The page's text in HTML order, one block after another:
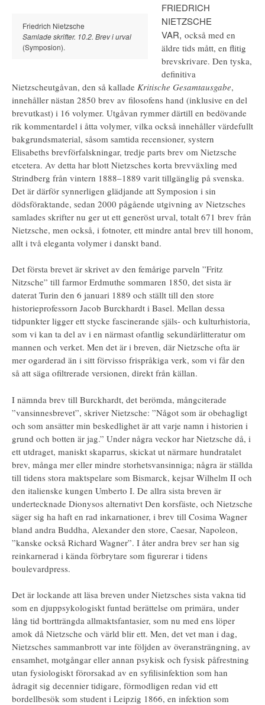
Friedrich Nietzsche
Samlade skrifter. 10.2. Brev i urval
(Symposion).
FRIEDRICH
NIETZSCHE
VAR, också med en
äldre tids mått, en flitig
brevskrivare. Den tyska,
definitiva
Nietzscheutgåvan, den så kallade Kritische Gesamtausgabe,
innehåller nästan 2850 brev av filosofens hand (inklusive en del
brevutkast) i 16 volymer. Utgåvan rymmer därtill en bedövande
rik kommentardel i åtta volymer, vilka också innehåller värdefullt
bakgrundsmaterial, såsom samtida recensioner, systern
Elisabeths brevförfalskningar, tredje parts brev om Nietzsche
etcetera. Av detta har blott Nietzsches korta brevväxling med
Strindberg från vintern 1888–1889 varit tillgänglig på svenska.
Det är därför synnerligen glädjande att Symposion i sin
dödsföraktande, sedan 2000 pågående utgivning av Nietzsches
samlades skrifter nu ger ut ett generöst urval, totalt 671 brev från
Nietzsche, men också, i fotnoter, ett mindre antal brev till honom,
allt i två eleganta volymer i danskt band.
Det första brevet är skrivet av den femårige parveln ”Fritz
Nitzsche” till farmor Erdmuthe sommaren 1850, det sista är
daterat Turin den 6 januari 1889 och ställt till den store
historieprofessorn Jacob Burckhardt i Basel. Mellan dessa
tidpunkter ligger ett stycke fascinerande själs- och kulturhistoria,
som vi kan ta del av i en närmast ofantlig sekundärlitteratur om
mannen och verket. Men det är i breven, där Nietzsche ofta är
mer ogarderad än i sitt förvisso frispråkiga verk, som vi får den
så att säga ofiltrerade versionen, direkt från källan.
I nämnda brev till Burckhardt, det berömda, mångciterade
”vansinnesbrevet”, skriver Nietzsche: ”Något som är obehagligt
och som ansätter min beskedlighet är att varje namn i historien i
grund och botten är jag.” Under några veckor har Nietzsche då, i
ett utdraget, maniskt skaparrus, skickat ut närmare hundratalet
brev, många mer eller mindre storhetsvansinniga; några är ställda
till tidens stora maktspelare som Bismarck, kejsar Wilhelm II och
den italienske kungen Umberto I. De allra sista breven är
undertecknade Dionysos alternativt Den korsfäste, och Nietzsche
säger sig ha haft en rad inkarnationer, i brev till Cosima Wagner
bland andra Buddha, Alexander den store, Caesar, Napoleon,
”kanske också Richard Wagner”. I åter andra brev ser han sig
reinkarnerad i kända förbrytare som figurerar i tidens
boulevardpress.
Det är lockande att läsa breven under Nietzsches sista vakna tid
som en djuppsykologiskt funtad berättelse om primära, under
lång tid bortträngda allmaktsfantasier, som nu med ens löper
amok då Nietzsche och värld blir ett. Men, det vet man i dag,
Nietzsches sammanbrott var inte följden av överansträngning, av
ensamhet, motgångar eller annan psykisk och fysisk påfrestning
utan fysiologiskt förorsakad av en syfilisinfektion som han
ådragit sig decennier tidigare, förmodligen redan vid ett
bordellbesök som student i Leipzig 1866, en infektion som